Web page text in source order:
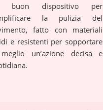
buon dispositivo per
la pulizia del
fatto con materiali
e resistenti per sopportare
un’azione decisa e